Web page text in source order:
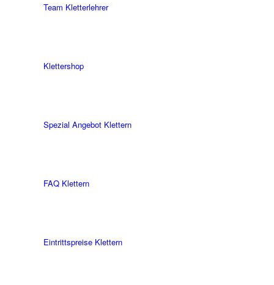
Team Kletterlehrer
Klettershop
Spezial Angebot Klettern
FAQ Klettern
Eintrittspreise Klettern